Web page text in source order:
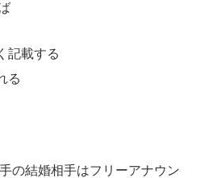
記載する
る
の結婚相手はフリーアナウン